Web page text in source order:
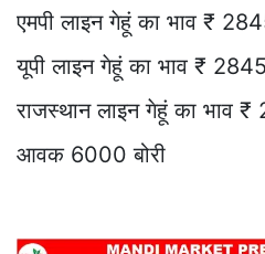
एमपी लाइन गेहूं का भाव ₹
यूपी लाइन गेहूं का भाव ₹
राजस्थान लाइन गेहूं का भाव
आवक 6000 बोरी